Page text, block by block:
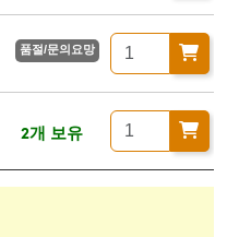
품절/문의요망
2개 보유